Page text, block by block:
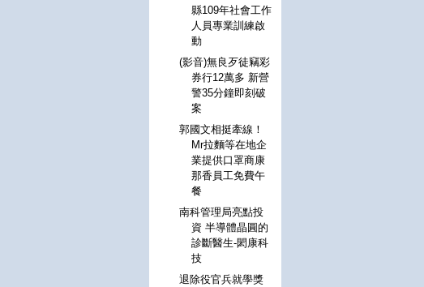
縣109年社會工作
人員專業訓練啟
動
(影音)無良歹徒竊彩
券行12萬多 新營
警35分鐘即刻破
案
郭國文相挺牽線！
Mr拉麵等在地企
業提供口罩商康
那香員工免費午
餐
南科管理局亮點投
資 半導體晶圓的
診斷醫生-閎康科
技
退除役官兵就學獎